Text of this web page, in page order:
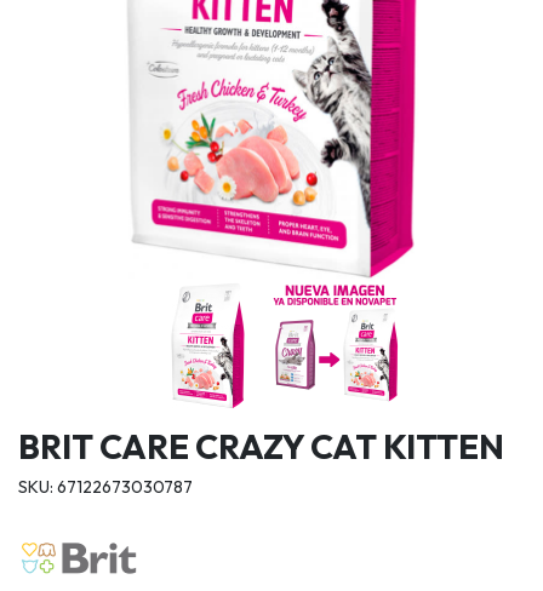
BRIT CARE CRAZY CAT KITTEN
SKU: 67122673030787